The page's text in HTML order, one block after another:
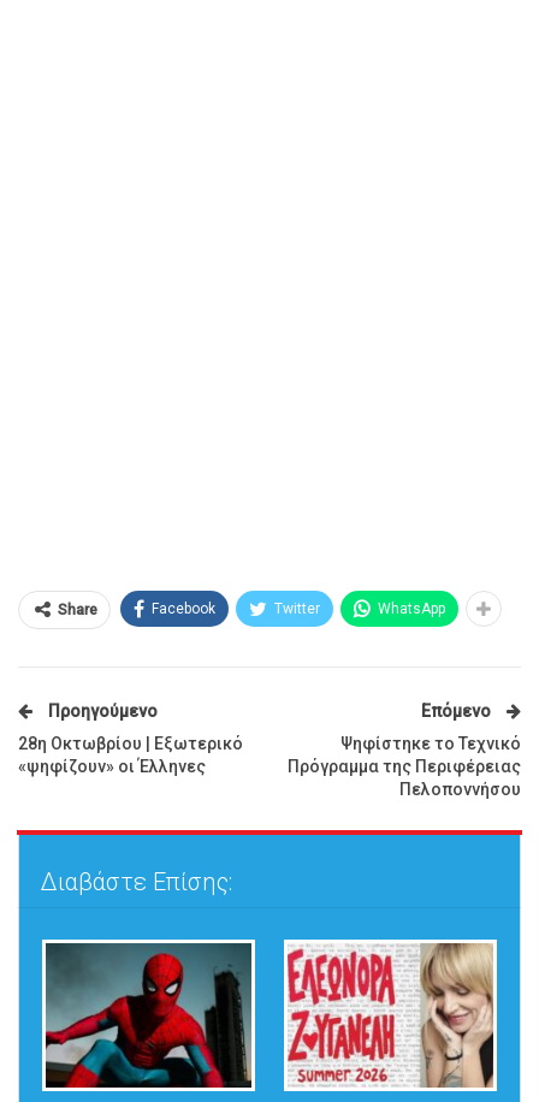
Share Facebook Twitter WhatsApp
Προηγούμενο
28η Οκτωβρίου | Εξωτερικό
«ψηφίζουν» οι Έλληνες
Επόμενο
Ψηφίστηκε το Τεχνικό
Πρόγραμμα της Περιφέρειας
Πελοποννήσου
Διαβάστε Επίσης: